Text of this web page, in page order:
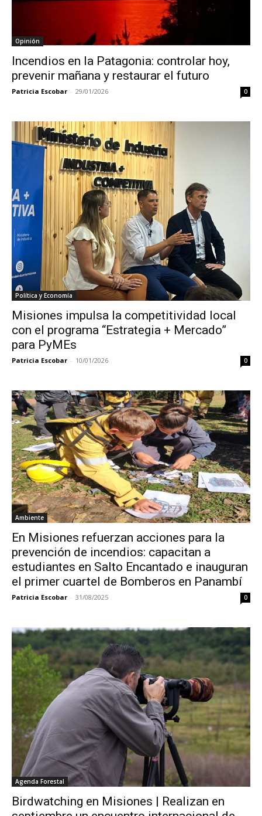
Opinión
Incendios en la Patagonia: controlar hoy,
prevenir mañana y restaurar el futuro
Patricia Escobar - 29/01/2026 0
Política y Economía
Misiones impulsa la competitividad local
con el programa “Estrategia + Mercado”
para PyMEs
Patricia Escobar - 10/01/2026 0
Ambiente
En Misiones refuerzan acciones para la
prevención de incendios: capacitan a
estudiantes en Salto Encantado e inauguran
el primer cuartel de Bomberos en Panambí
Patricia Escobar - 31/08/2025 0
Agenda Forestal
Birdwatching en Misiones | Realizan en